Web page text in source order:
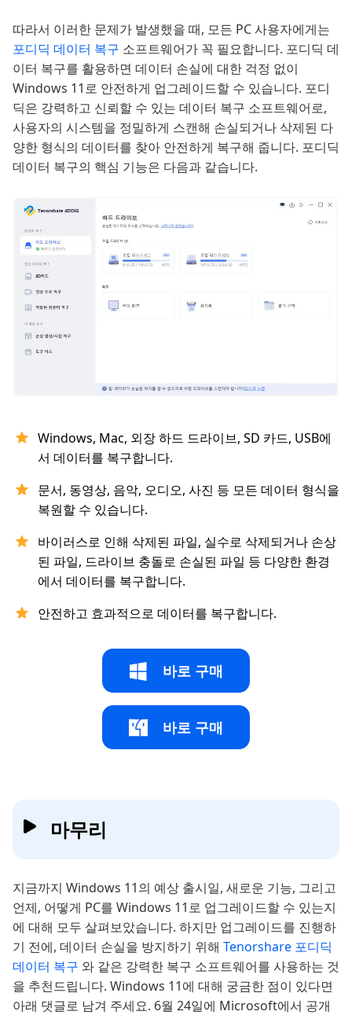
따라서 이러한 문제가 발생했을 때, 모든 PC 사용자에게는
포디딕 데이터 복구 소프트웨어가 꼭 필요합니다. 포디딕 데
이터 복구를 활용하면 데이터 손실에 대한 걱정 없이
Windows 11로 안전하게 업그레이드할 수 있습니다. 포디
딕은 강력하고 신뢰할 수 있는 데이터 복구 소프트웨어로,
사용자의 시스템을 정밀하게 스캔해 손실되거나 삭제된 다
양한 형식의 데이터를 찾아 안전하게 복구해 줍니다. 포디딕
데이터 복구의 핵심 기능은 다음과 같습니다.
Windows, Mac, 외장 하드 드라이브, SD 카드, USB에
서 데이터를 복구합니다.
문서, 동영상, 음악, 오디오, 사진 등 모든 데이터 형식을
복원할 수 있습니다.
바이러스로 인해 삭제된 파일, 실수로 삭제되거나 손상
된 파일, 드라이브 충돌로 손실된 파일 등 다양한 환경
에서 데이터를 복구합니다.
안전하고 효과적으로 데이터를 복구합니다.
바로 구매
바로 구매
마무리
지금까지 Windows 11의 예상 출시일, 새로운 기능, 그리고
언제, 어떻게 PC를 Windows 11로 업그레이드할 수 있는지
에 대해 모두 살펴보았습니다. 하지만 업그레이드를 진행하
기 전에, 데이터 손실을 방지하기 위해 Tenorshare 포디딕
데이터 복구 와 같은 강력한 복구 소프트웨어를 사용하는 것
을 추천드립니다. Windows 11에 대해 궁금한 점이 있다면
아래 댓글로 남겨 주세요. 6월 24일에 Microsoft에서 공개